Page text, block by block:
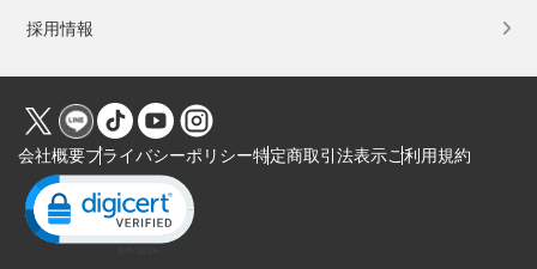
採用情報
会社概要プライバシーポリシー特定商取引法表示ご利用規約
Click to open certificate verification popup